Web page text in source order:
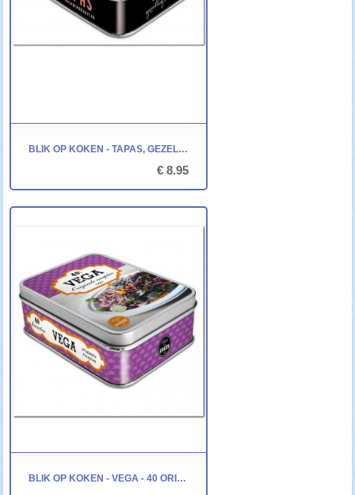
BLIK OP KOKEN - TAPAS, GEZELLIG SAMEN - 40 RECEPTENKAARTEN
€ 8.95
BLIK OP KOKEN - VEGA - 40 ORIGINELE RECEPTEN